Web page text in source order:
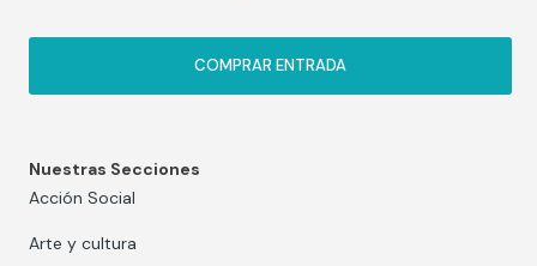
COMPRAR ENTRADA
Nuestras Secciones
Acción Social
Arte y cultura